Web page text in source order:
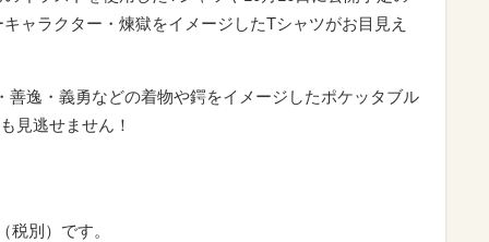
ャラクター・煉獄をイメージしたTシャツがお目見え
善逸・義勇などの着物や鍔をイメージしたポケッタブル
見逃せません！
税別）です。